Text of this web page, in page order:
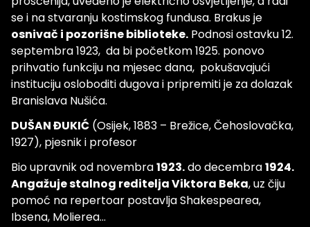
se i na stvaranju kostimskog fundusa. Brakus je
osnivač i pozorišne biblioteke. Podnosi ostavku 12.
septembra 1923, da bi početkom 1925. ponovo
prihvatio funkciju na mjesec dana, pokušavajući
instituciju osloboditi dugova i pripremiti je za dolazak
Branislava Nušića.
DUŠAN ĐUKIĆ (Osijek, 1883 – Brežice, Čehoslovačka,
1927), pjesnik i profesor
Bio upravnik od novembra1923.do decembra1924.
Angažuje stalnog reditelja Viktora Beka, uz čiju
pomoć na repertoar postavlja Shakespearea,
Ibsena, Molierea...